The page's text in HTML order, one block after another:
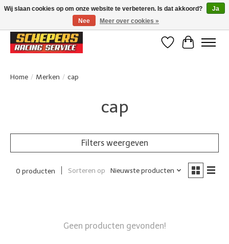
Klanten beoordelen ons met een 4,8/5 op Google reviews
Verlanglijst
Home / Merken / cap
cap
Filters weergeven
0 producten Sorteren op Nieuwste producten
Geen producten gevonden!
Wij slaan cookies op om onze website te verbeteren. Is dat akkoord?
Ja
Nee
Meer over cookies »